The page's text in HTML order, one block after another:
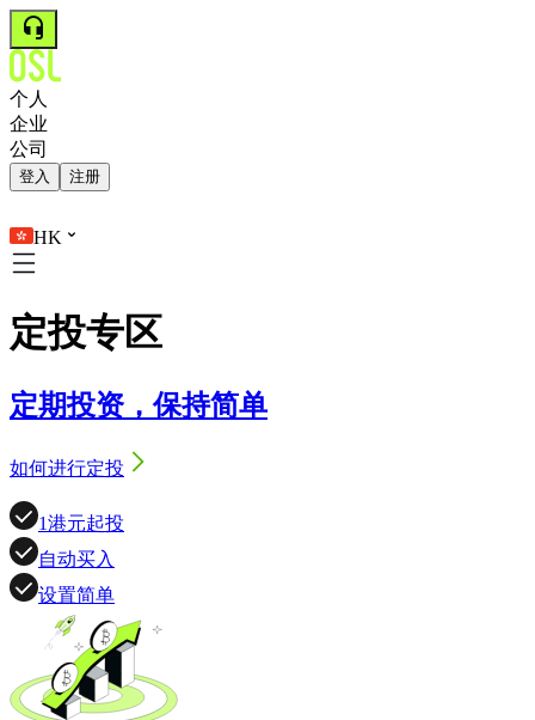
个人
企业
公司
登入 注册
HK
定投专区
定期投资，保持简单
如何进行定投
1港元起投
自动买入
设置简单